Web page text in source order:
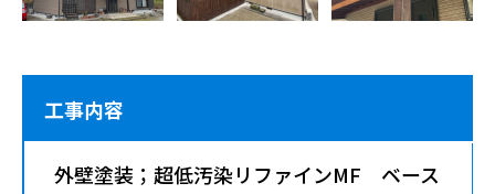
工事内容
外壁塗装；超低汚染リファインMF ベース